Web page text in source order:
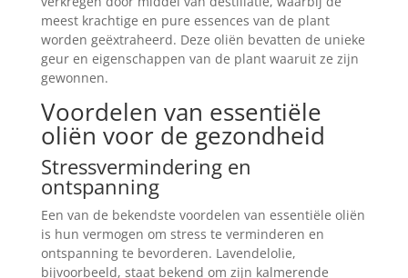
meest krachtige en pure essences van de plant
worden geëxtraheerd. Deze oliën bevatten de unieke
geur en eigenschappen van de plant waaruit ze zijn
gewonnen.
Voordelen van essentiële
oliën voor de gezondheid
Stressvermindering en
ontspanning
Een van de bekendste voordelen van essentiële oliën
is hun vermogen om stress te verminderen en
ontspanning te bevorderen. Lavendelolie,
bijvoorbeeld, staat bekend om zijn kalmerende